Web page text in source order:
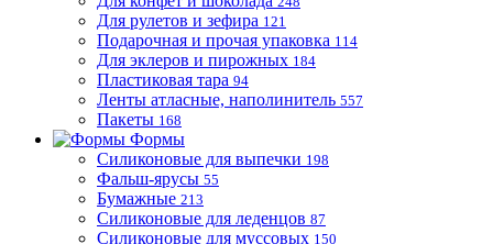
Для рулетов и зефира 121
Подарочная и прочая упаковка 114
Для эклеров и пирожных 184
Пластиковая тара 94
Ленты атласные, наполинитель 557
Пакеты 168
Формы
Силиконовые для выпечки 198
Фальш-ярусы 55
Бумажные 213
Силиконовые для леденцов 87
Силиконовые для муссовых 150